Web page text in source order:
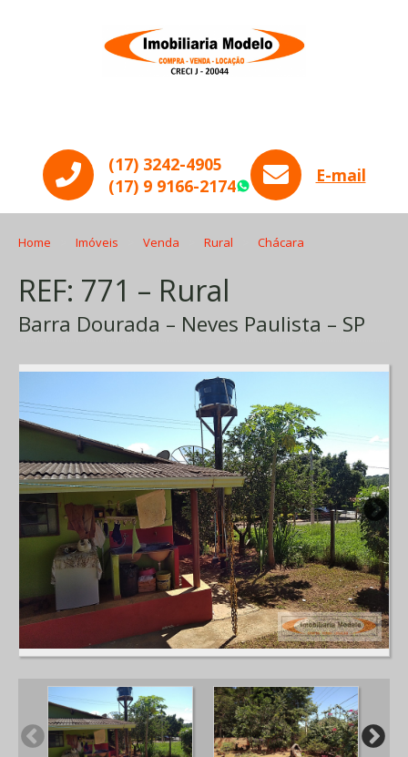
(17) 3242-4905
(17) 9 9166-2174
WhatsApp
E-mail
Home Imóveis Venda Rural Chácara
REF: 771 – Rural
Barra Dourada – Neves Paulista – SP